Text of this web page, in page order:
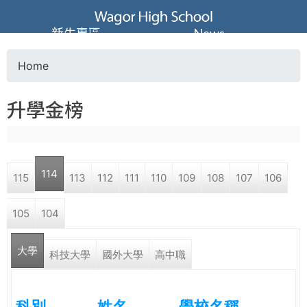
Jump to navigation
葳
格
高
學
o
a
r
e
Home
升學金榜
115 114 113 112 111 110 109 108 107 106
105 104
大學 科技大學 國外大學 高中職
新生專區 News